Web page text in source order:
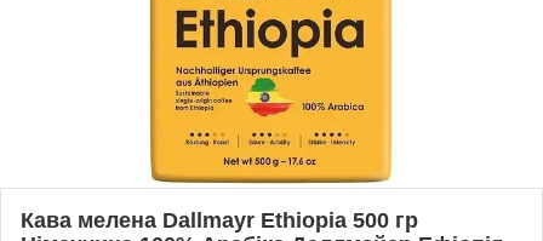
Кава мелена Dallmayr Ethiopia 500 гр